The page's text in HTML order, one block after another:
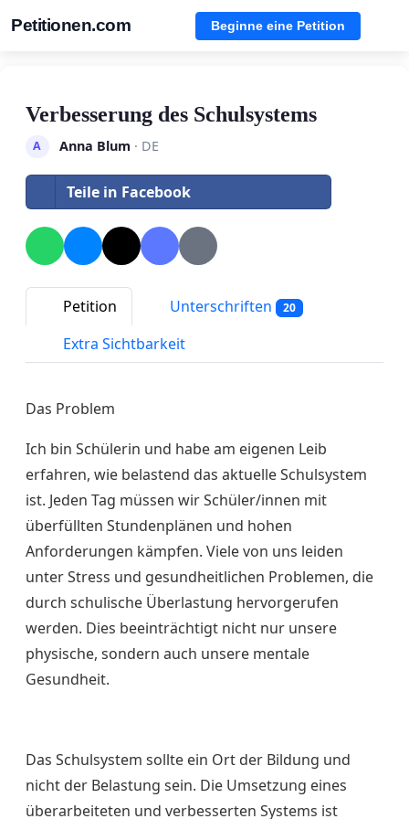
Petitionen.com Beginne eine Petition
Verbesserung des Schulsystems
A Anna Blum · DE
Teile in Facebook
Petition Unterschriften 20
Extra Sichtbarkeit
Das Problem
Ich bin Schülerin und habe am eigenen Leib
erfahren, wie belastend das aktuelle Schulsystem
ist. Jeden Tag müssen wir Schüler/innen mit
überfüllten Stundenplänen und hohen
Anforderungen kämpfen. Viele von uns leiden
unter Stress und gesundheitlichen Problemen, die
durch schulische Überlastung hervorgerufen
werden. Dies beeinträchtigt nicht nur unsere
physische, sondern auch unsere mentale
Gesundheit.
Das Schulsystem sollte ein Ort der Bildung und
nicht der Belastung sein. Die Umsetzung eines
überarbeiteten und verbesserten Systems ist